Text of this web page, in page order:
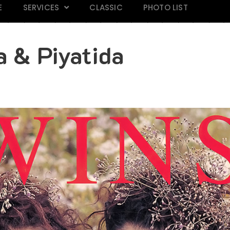
SERVICES CLASSIC PHOTO LIST
& Piyatida
118Mars Magazine 28
Click
Praew 813
Click
IN